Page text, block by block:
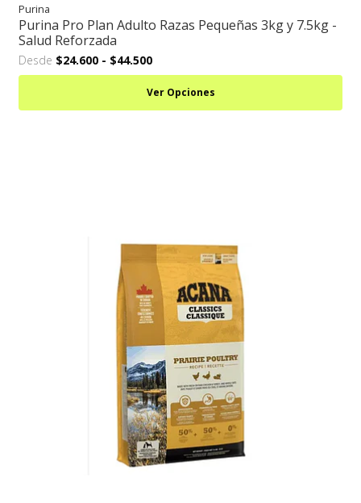
Purina
Purina Pro Plan Adulto Razas Pequeñas 3kg y 7.5kg -
Salud Reforzada
Desde $24.600 - $44.500
Ver Opciones